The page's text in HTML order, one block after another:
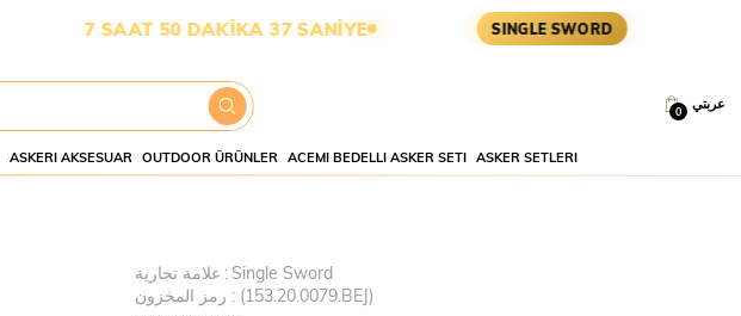
7 SAAT 50 DAKİKA 36 SANİYE SINGLE SWORD ASKERİ MALZEME •
عربتي 0
ASKERI AKSESUAR OUTDOOR ÜRÜNLER ACEMI BEDELLI ASKER SETI ASKER SETLERI
علامة تجارية : Single Sword
رمز المخزون
(153.20.0079.BEJ)